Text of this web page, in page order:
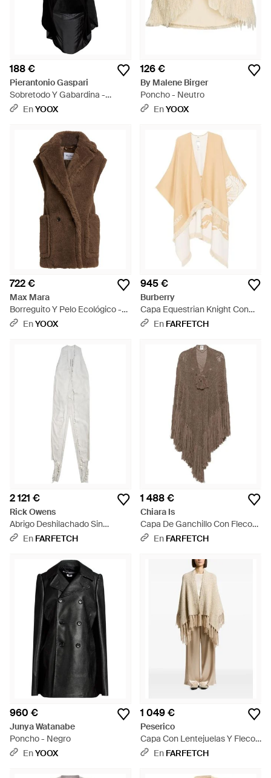
188 €
Pierantonio Gaspari
Sobretodo Y Gabardina -
Negro
EnYOOX
126 €
By Malene Birger
Poncho - Neutro
EnYOOX
722 €
Max Mara
Borreguito Y Pelo Ecológico -
Marrón
EnYOOX
945 €
Burberry
Capa Equestrian Knight Con
Flecos - Blanco
En FARFETCH
2 121 €
Rick Owens
Abrigo Deshilachado Sin
Mangas - Blanco
En FARFETCH
1 488 €
Chiara Is
Capa De Ganchillo Con Flecos
En El Dobladillo - Marrón
En FARFETCH
960 €
Junya Watanabe
Poncho - Negro
EnYOOX
1 049 €
Peserico
Capa Con Lentejuelas Y Flecos
- Neutro
En FARFETCH